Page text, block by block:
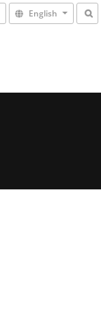
English